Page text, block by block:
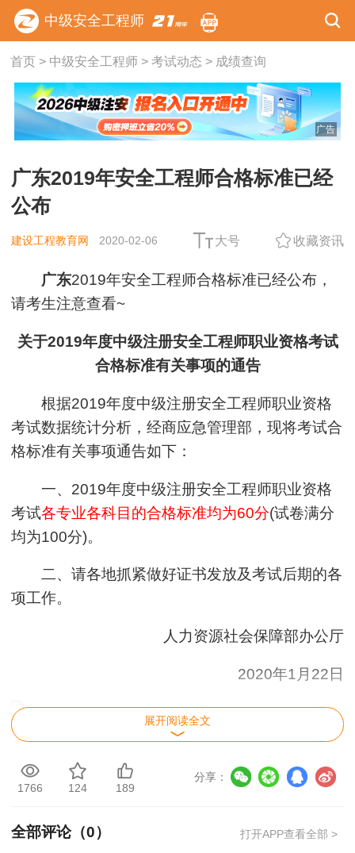
中级安全工程师
首页> 中级安全工程师> 考试动态 > 成绩查询
广告
广东2019年安全工程师合格标准已经
公布
建设工程教育网 2020-02-06 大号 收藏资讯
广东2019年安全工程师合格标准已经公布，
请考生注意查看~
关于2019年度中级注册安全工程师职业资格考试
合格标准有关事项的通告
根据2019年度中级注册安全工程师职业资格
考试数据统计分析，经商应急管理部，现将考试合
格标准有关事项通告如下：
一、2019年度中级注册安全工程师职业资格
考试各专业各科目的合格标准均为60分(试卷满分
均为100分)。
二、请各地抓紧做好证书发放及考试后期的各
项工作。
人力资源社会保障部办公厅
2020年1月22日
展开阅读全文
1766 124 189
分享：
全部评论（0） 打开APP查看全部 >